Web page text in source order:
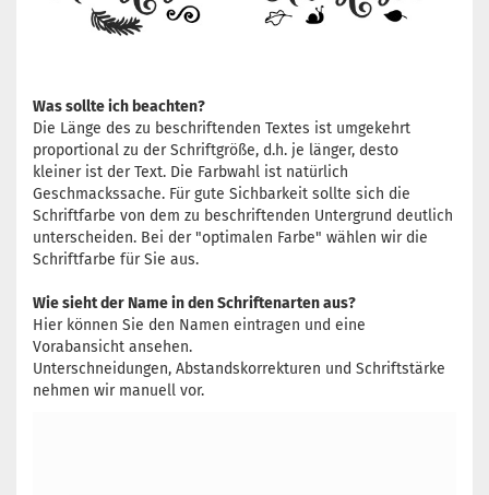
Was sollte ich beachten?
Die Länge des zu beschriftenden Textes ist umgekehrt
proportional zu der Schriftgröße, d.h. je länger, desto
kleiner ist der Text. Die Farbwahl ist natürlich
Geschmackssache. Für gute Sichbarkeit sollte sich die
Schriftfarbe von dem zu beschriftenden Untergrund deutlich
unterscheiden. Bei der "optimalen Farbe" wählen wir die
Schriftfarbe für Sie aus.
Wie sieht der Name in den Schriftenarten aus?
Hier können Sie den Namen eintragen und eine
Vorabansicht ansehen.
Unterschneidungen, Abstandskorrekturen und Schriftstärke
nehmen wir manuell vor.